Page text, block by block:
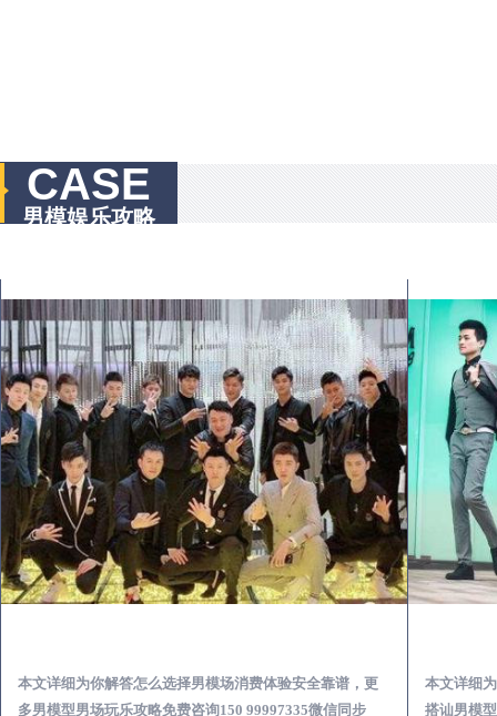
CASE
男模娱乐攻略
本文详细为你解答怎么选择男模场消费体验安全靠谱，更
多男模型男场玩乐攻略免费咨询150 99997335微信同步
本文详细
搭讪男模